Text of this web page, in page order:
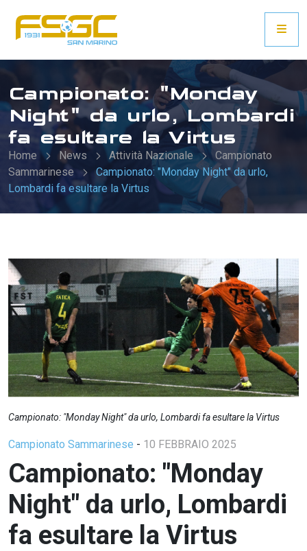
Campionato: "Monday
Night" da urlo, Lombardi
fa esultare la Virtus
Home News Attività Nazionale
Campionato
Sammarinese
Campionato: "Monday Night" da urlo,
Lombardi fa esultare la Virtus
Campionato: "Monday Night" da urlo, Lombardi fa esultare la Virtus
Campionato Sammarinese - 10 FEBBRAIO 2025
Campionato: "Monday
Night" da urlo, Lombardi
fa esultare la Virtus